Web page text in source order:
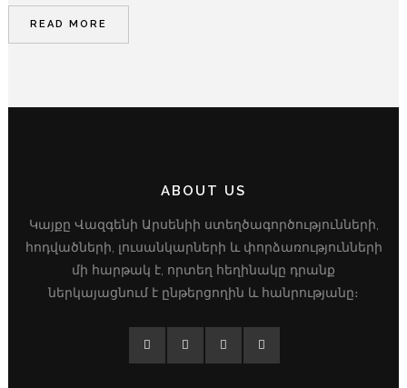
READ MORE
ABOUT US
Կայքը Վազգենի Արսենիի ստեղծագործությունների,
հոդվածների, լուսանկարների և փորձառությունների
մի հարթակ է, որտեղ հեղինակը դրանք
ներկայացնում է ընթերցողին և հանրությանը։